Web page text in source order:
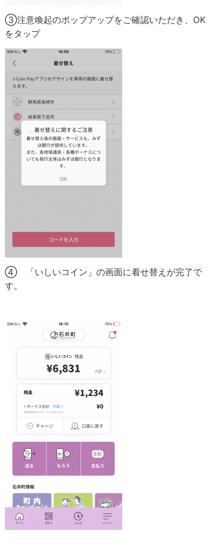
③注意喚起のポップアップをご確認いただき、OK
をタップ
④ 「いしいコイン」の画面に着せ替えが完了で
す。